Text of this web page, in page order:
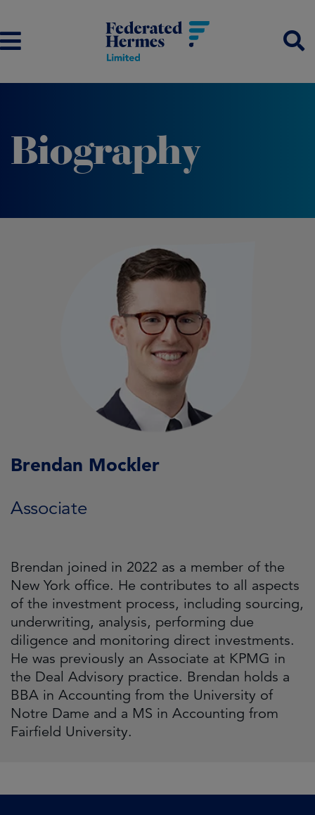
Biography
Brendan Mockler
Associate
Brendan joined in 2022 as a member of the
New York office. He contributes to all aspects
of the investment process, including sourcing,
underwriting, analysis, performing due
diligence and monitoring direct investments.
He was previously an Associate at KPMG in
the Deal Advisory practice. Brendan holds a
BBA in Accounting from the University of
Notre Dame and a MS in Accounting from
Fairfield University.